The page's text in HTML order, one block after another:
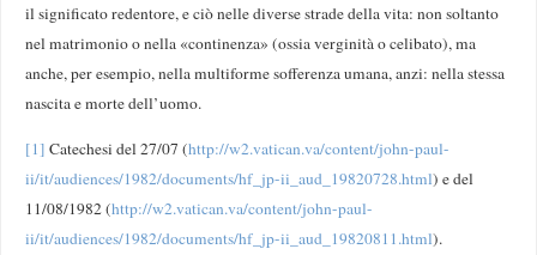
il significato redentore, e ciò nelle diverse strade della vita: non soltanto
nel matrimonio o nella «continenza» (ossia verginità o celibato), ma
anche, per esempio, nella multiforme sofferenza umana, anzi: nella stessa
nascita e morte dell’uomo.
[1] Catechesi del 27/07 (http://w2.vatican.va/content/john-paul-
ii/it/audiences/1982/documents/hf_jp-ii_aud_19820728.html) e del
11/08/1982 (http://w2.vatican.va/content/john-paul-
ii/it/audiences/1982/documents/hf_jp-ii_aud_19820811.html).